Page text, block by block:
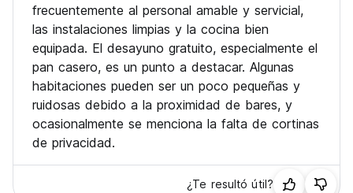
frecuentemente al personal amable y servicial,
las instalaciones limpias y la cocina bien
equipada. El desayuno gratuito, especialmente el
pan casero, es un punto a destacar. Algunas
habitaciones pueden ser un poco pequeñas y
ruidosas debido a la proximidad de bares, y
ocasionalmente se menciona la falta de cortinas
de privacidad.
¿Te resultó útil?